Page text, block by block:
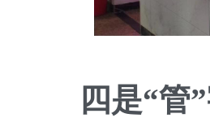
四是“管”